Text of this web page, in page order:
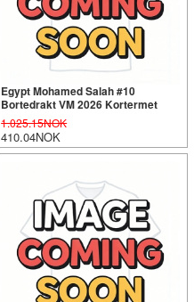
Egypt Mohamed Salah #10
Bortedrakt VM 2026 Kortermet
1.025.15NOK
410.04NOK